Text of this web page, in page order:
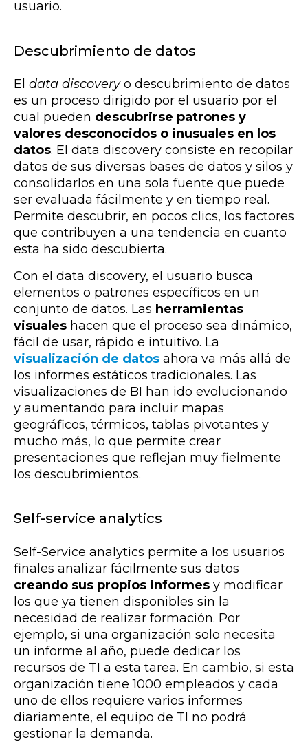
usuario.
Descubrimiento de datos
El data discoveryo descubrimiento de datos
es un proceso dirigido por el usuario por el
cual pueden descubrirse patrones y
valores desconocidos o inusuales en los
datos. El data discovery consiste en recopilar
datos de sus diversas bases de datos y silos y
consolidarlos en una sola fuente que puede
ser evaluada fácilmente y en tiempo real.
Permite descubrir, en pocos clics, los factores
que contribuyen a una tendencia en cuanto
esta ha sido descubierta.
Con el data discovery, el usuario busca
elementos o patrones específicos en un
conjunto de datos. Las herramientas
visuales hacen que el proceso sea dinámico,
fácil de usar, rápido e intuitivo. La
visualización de datos ahora va más allá de
los informes estáticos tradicionales. Las
visualizaciones de BI han ido evolucionando
y aumentando para incluir mapas
geográficos, térmicos, tablas pivotantes y
mucho más, lo que permite crear
presentaciones que reflejan muy fielmente
los descubrimientos.
Self-service analytics
Self-Service analytics permite a los usuarios
finales analizar fácilmente sus datos
creando sus propios informes y modificar
los que ya tienen disponibles sin la
necesidad de realizar formación. Por
ejemplo, si una organización solo necesita
un informe al año, puede dedicar los
recursos de TI a esta tarea. En cambio, si esta
organización tiene 1000 empleados y cada
uno de ellos requiere varios informes
diariamente, el equipo de TI no podrá
gestionar la demanda.